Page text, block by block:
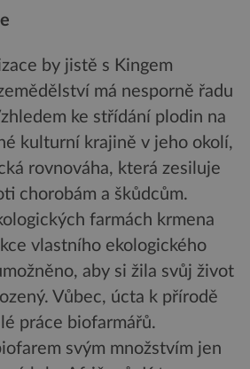
by jistě s Kingem
má nesporně řadu
ke střídání plodin na
kulturní krajině v jeho okolí,
rovnováha, která zesiluje
chorobám a škůdcům.
farmách krmena
vlastního ekologického
aby si žila svůj život
Vůbec, úcta k přírodě
práce biofarmářů.
svým množstvím jen